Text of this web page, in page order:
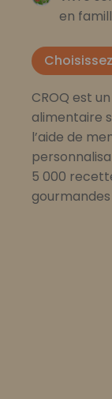
en
CROQ est
alimentaire
l’aide de
5 000
gourmandes